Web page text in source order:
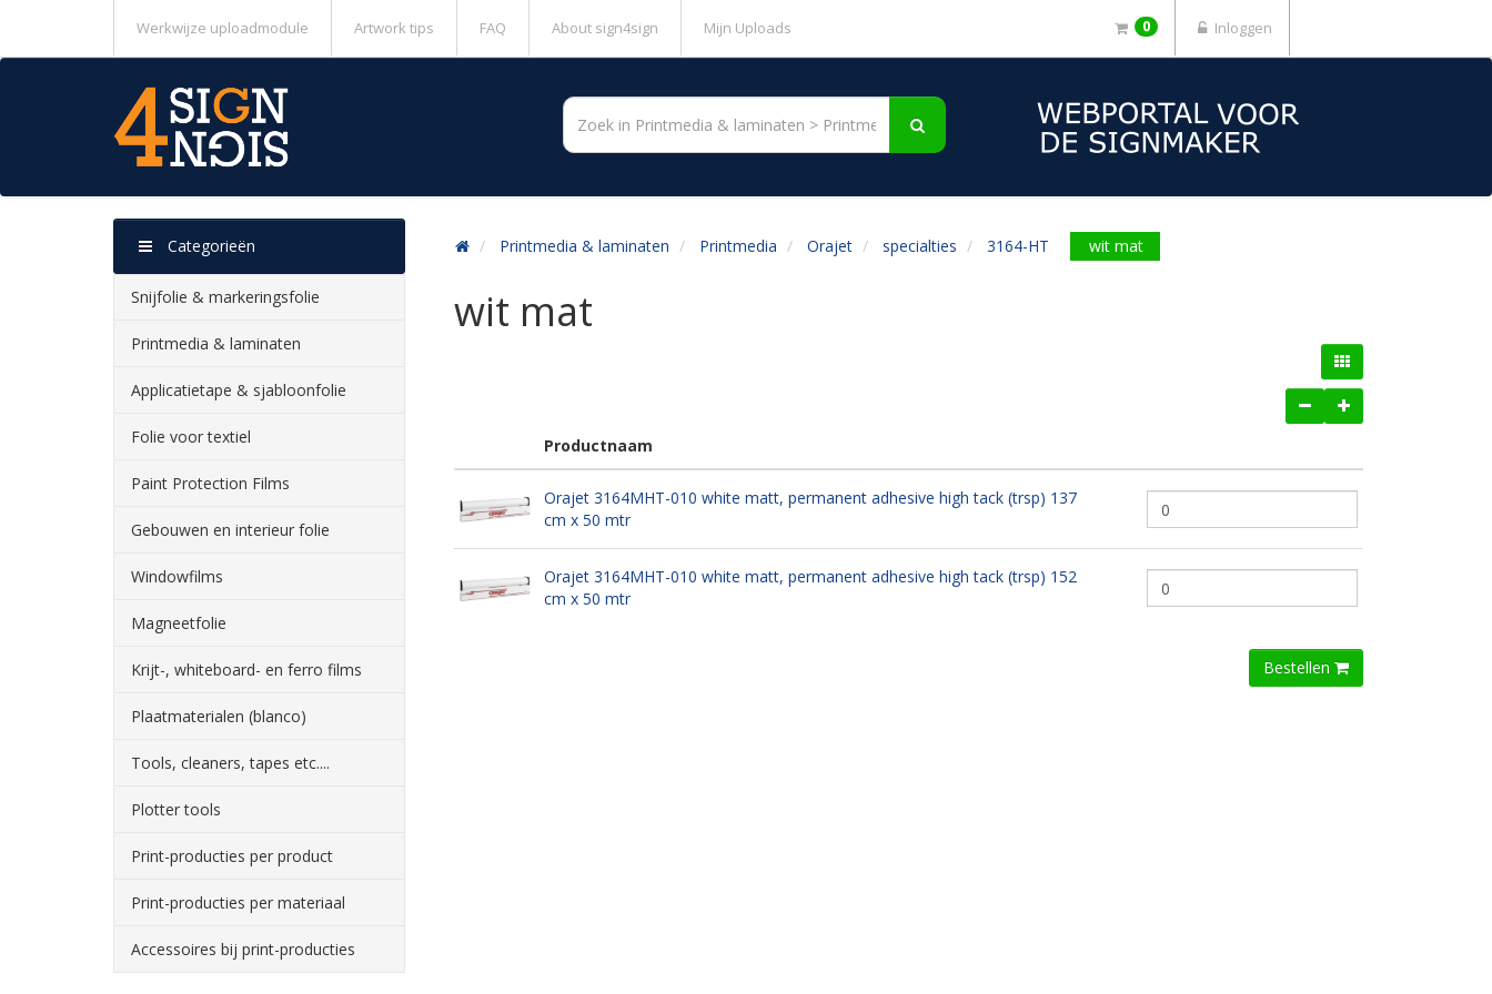
Werkwijze uploadmodule Artwork tips FAQ About sign4sign Mijn Uploads 0 Inloggen
Printmedia & laminaten Printmedia Orajet specialties 3164-HT wit mat
Categorieën
Snijfolie & markeringsfolie
Printmedia & laminaten
Applicatietape & sjabloonfolie
Folie voor textiel
Paint Protection Films
Gebouwen en interieur folie
Windowfilms
Magneetfolie
Krijt-, whiteboard- en ferro films
Plaatmaterialen (blanco)
Tools, cleaners, tapes etc....
Plotter tools
Print-producties per product
Print-producties per materiaal
Accessoires bij print-producties
wit mat
Productnaam
Orajet 3164MHT-010 white matt, permanent adhesive high tack (trsp) 137
cm x 50 mtr
Orajet 3164MHT-010 white matt, permanent adhesive high tack (trsp) 152
cm x 50 mtr
Bestellen